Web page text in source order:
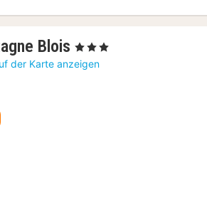
Blois 1
Nacht
, 3 Sterne
der Karte anzeigen